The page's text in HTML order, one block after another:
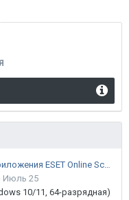
Новая версия бесплатного приложения ESET Online Scanner доступна пользователям
Июль 25
10/11, 64-разрядная)